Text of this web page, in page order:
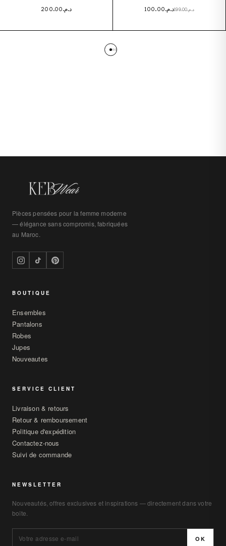
د.م.200.00 د.م.199.00د.م.100.00
Pièces pensées pour la femme moderne
— élégance sans compromis, fabriquées
au Maroc.
BOUTIQUE
Ensembles
Pantalons
Robes
Jupes
Nouveautes
SERVICE CLIENT
Livraison & retours
Retour & remboursement
Politique d'expédition
Contactez-nous
Suivi de commande
NEWSLETTER
Nouveautés, offres exclusives et inspirations — directement dans votre
boîte.
OK